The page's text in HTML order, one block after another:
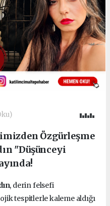
Özgürleşme
"Düşünceyi
, derin felsefi
tespitlerle kaleme aldığı